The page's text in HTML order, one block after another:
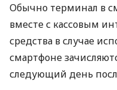
Обычно терминал в
вместе с кассовым
средства в случае
смартфоне
следующий день